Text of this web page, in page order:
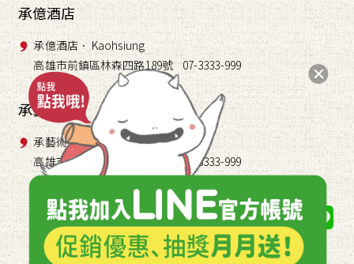
承億酒店
承億酒店． Kaohsiung
高雄市前鎮區林森四路189號 07-3333-999
承藝術
承藝術． TAI Gallery
高雄市前鎮區林森四路189號 07-3333-999
關注我們